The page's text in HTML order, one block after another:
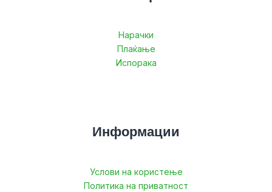
Нарачки
Плаќање
Испорака
Информации
Услови на користење
Политика на приватност